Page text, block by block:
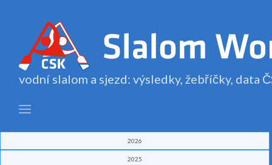
vodní slalom a sjezd: výsledky, žebříčky, data
2026
2025